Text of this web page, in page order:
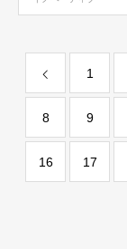
1
8 9
16 17